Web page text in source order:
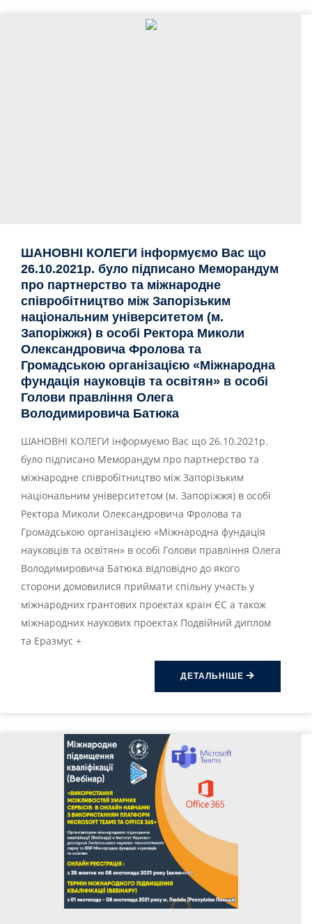
ШАНОВНІ КОЛЕГИ інформуємо Вас що
26.10.2021р. було підписано Меморандум
про партнерство та міжнародне
співробітництво між Запорізьким
національним університетом (м.
Запоріжжя) в особі Ректора Миколи
Олександровича Фролова та
Громадською організацією «Міжнародна
фундація науковців та освітян» в особі
Голови правління Олега
Володимировича Батюка
ШАНОВНІ КОЛЕГИ інформуємо Вас що 26.10.2021р.
було підписано Меморандум про партнерство та
міжнародне співробітництво між Запорізьким
національним університетом (м. Запоріжжя) в особі
Ректора Миколи Олександровича Фролова та
Громадською організацією «Міжнародна фундація
науковців та освітян» в особі Голови правління Олега
Володимировича Батюка відповідно до якого
сторони домовилися приймати спільну участь у
міжнародних грантових проектах країн ЄС а також
міжнародних наукових проектах Подвійний диплом
та Еразмус +
ДЕТАЛЬНІШЕ